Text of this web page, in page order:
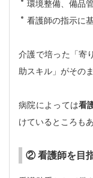
環境整備、備品
看護師の指示に
介護で培った「寄
助スキル」がその
病院によっては看
けているところも
② 看護師を目